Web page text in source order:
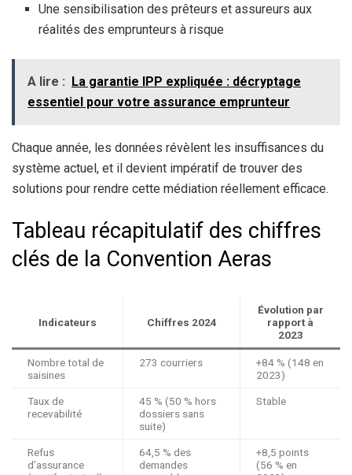
Une sensibilisation des prêteurs et assureurs aux
réalités des emprunteurs à risque
A lire : La garantie IPP expliquée : décryptage
essentiel pour votre assurance emprunteur
Chaque année, les données révèlent les insuffisances du
système actuel, et il devient impératif de trouver des
solutions pour rendre cette médiation réellement efficace.
Tableau récapitulatif des chiffres
clés de la Convention Aeras
Indicateurs Chiffres 2024
Évolution par
rapport à
2023
Nombre total de
saisines
273 courriers
+84 % (148 en
2023)
Taux de
recevabilité
45 % (50 % hors
dossiers sans
suite)
Stable
Refus
d’assurance
64,5 % des
demandes
+8,5 points
(56 % en